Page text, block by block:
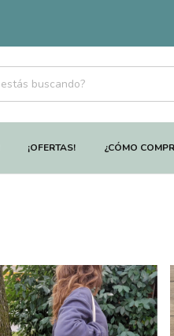
¡OFERTAS! ¿CÓMO